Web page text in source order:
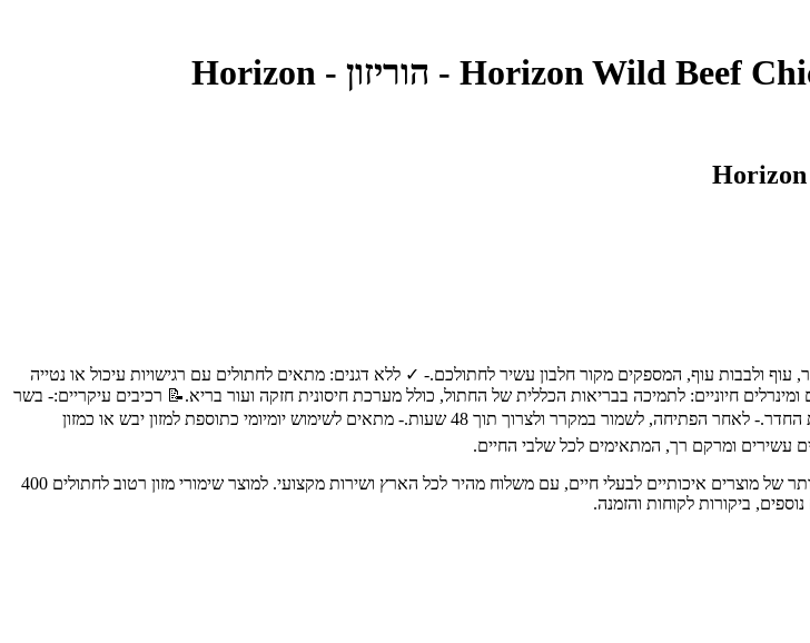
מרכזיים:- ✓ 70% רכיבי בשר איכותיים: הכוללים בקר, עוף ולבבות עוף, המספקים מקור חלבון עשיר לחתולכם.- ✓ ללא דגנים: מתאים לחתולים עם רגישויות עיכול או נטייה
חיוניים: לתמיכה בבריאות הכללית של החתול, כולל מערכת חיסונית חזקה ועור בריא.📝 רכיבים עיקריים:- בשר
בקר (30%)- בשר עוף (30%)- לבבות עוף (10%)- מים- מינרלים📋 הוראות שימוש:- להגיש בטמפרטורת החדר.- לאחר הפתיחה, לשמור במקרר ולצרוך תוך 48 שעות.- מתאים לשימוש יומיומי כתוספת למזון יבש או כמזון
אקזוטיקה - חנות חיות מחמד מובילה בחיפה והצפון, עם מעל 30 שנות ניסיון. מציעה את המגוון הרחב ביותר של מוצרים איכותיים לבעלי חיים, עם משלוח מהיר לכל הארץ ושירות מקצועי. למוצר שימורי מזון רטוב לחתולים 400